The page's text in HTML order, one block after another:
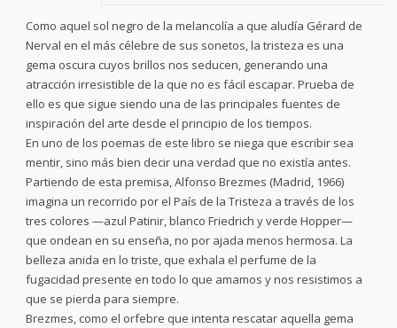
Como aquel sol negro de la melancolía a que aludía Gérard de
Nerval en el más célebre de sus sonetos, la tristeza es una
gema oscura cuyos brillos nos seducen, generando una
atracción irresistible de la que no es fácil escapar. Prueba de
ello es que sigue siendo una de las principales fuentes de
inspiración del arte desde el principio de los tiempos.
En uno de los poemas de este libro se niega que escribir sea
mentir, sino más bien decir una verdad que no existía antes.
Partiendo de esta premisa, Alfonso Brezmes (Madrid, 1966)
imagina un recorrido por el País de la Tristeza a través de los
tres colores —azul Patinir, blanco Friedrich y verde Hopper—
que ondean en su enseña, no por ajada menos hermosa. La
belleza anida en lo triste, que exhala el perfume de la
fugacidad presente en todo lo que amamos y nos resistimos a
que se pierda para siempre.
Brezmes, como el orfebre que intenta rescatar aquella gema